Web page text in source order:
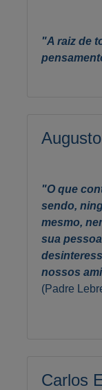
"A raiz de
"O que
sendo,
mesmo,
sua
nossos
(Padre
Carlos